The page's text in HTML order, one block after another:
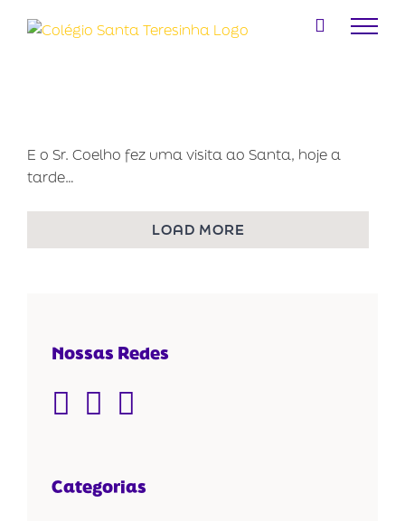
para
E o Sr. Coelho fez uma visita ao Santa, hoje a
tarde…
LOAD MORE
Nossas Redes
Categorias